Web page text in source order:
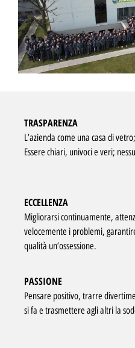
TRASPARENZA
L’azienda come una casa di
Essere chiari, univoci e veri;
ECCELLENZA
Migliorarsi continuamente,
velocemente i problemi,
qualità un’ossessione.
PASSIONE
Pensare positivo, trarre
si fa e trasmettere agli altri la